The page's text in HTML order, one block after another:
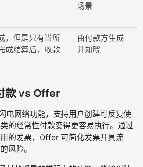
场景
，但是只有当所
成结算后，收款
由付款方生成
并知晓
款 vs Offer
电网络功能，支持用户创建可反复使
的经常性付款变得更容易执行。通过
的发票，Offer 可简化发票开具流
风险。